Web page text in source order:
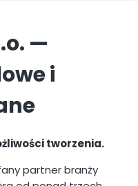
—
i
tworzenia.
partner branży